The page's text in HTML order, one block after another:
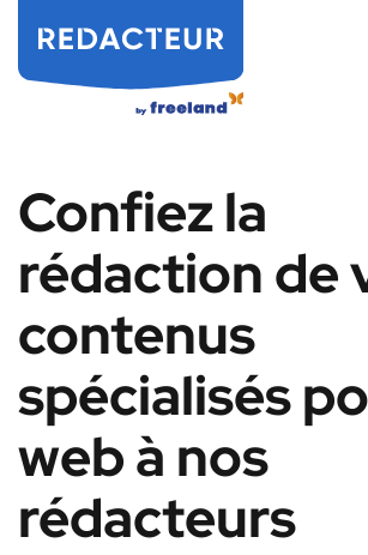
Confiez la
rédaction de
contenus
spécialisés
web à nos
rédacteurs